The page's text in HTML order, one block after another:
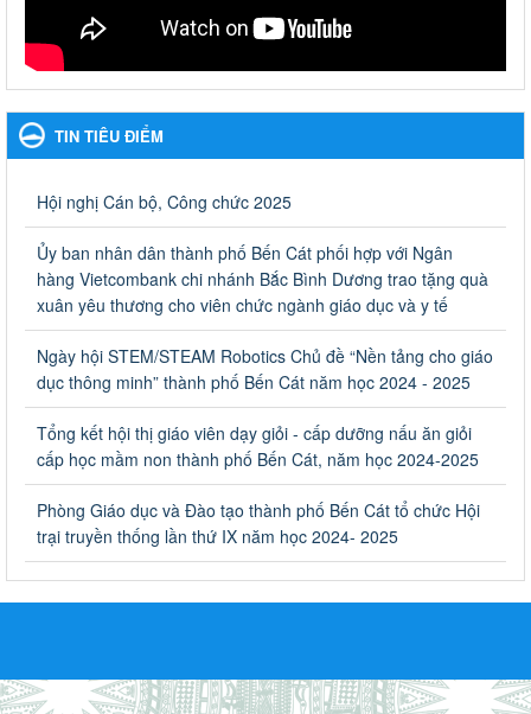
tiếp theo
Nhắc nhỡ thực hiện thanh toán không dùng tiền mặt các khoản
Ngày ban hành: 27/09/2023
Hưởng ứng cuộc thi Tìm hiểu Luật Phòng, chống ma túy
Ngày ban hành: 06/09/2023
Về việc thống kê, lập danh sách đề xuất học sinh nhận học
bổng, hỗ trợ của Chương trình "Tiếp sức đến trường" năm
học 2023-2024
Về việc thống kê, lập danh sách đề xuất học sinh nhận học bổng,
hỗ trợ của Chương trình "Tiếp sức đến trường" năm học 2023-
2024
Triển khai Kế hoạch Triển khai các hoạt động hưởng ứng
phong trào vệ sinh yêu nước nâng cao sức khỏe nhân dân
năm 2023
Triển khai Kế hoạch Triển khai các hoạt động hưởng ứng phong
trào vệ sinh yêu nước nâng cao sức khỏe nhân dân năm 2023
dục mầm non, trường mẫu giáo, trường tiểu học
TIN TIÊU ĐIỂM
Hội nghị Cán bộ, Công chức 2025
Ủy ban nhân dân thành phố Bến Cát phối hợp với Ngân
hàng Vietcombank chi nhánh Bắc Bình Dương trao tặng quà
xuân yêu thương cho viên chức ngành giáo dục và y tế
Ngày hội STEM/STEAM Robotics Chủ đề “Nền tảng cho giáo
dục thông minh” thành phố Bến Cát năm học 2024 - 2025
Tổng kết hội thị giáo viên dạy giỏi - cấp dưỡng nấu ăn giỏi
cấp học mầm non thành phố Bến Cát, năm học 2024-2025
Phòng Giáo dục và Đào tạo thành phố Bến Cát tổ chức Hội
trại truyền thống lần thứ IX năm học 2024- 2025